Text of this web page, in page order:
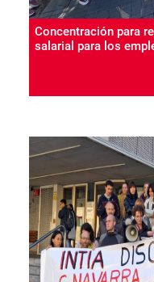
Concentración para
salarial para los